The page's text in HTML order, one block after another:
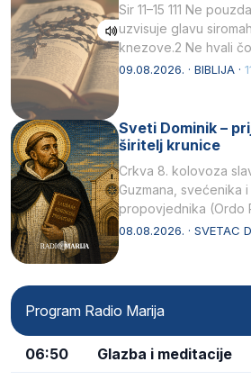
Sir 11–15 111 Ne
uzvisuje glavu
knezove.2 Ne hvali
njegovui…
09.08.2026. · BIBLIJA ·
Sveti Dominik –
širitelj krunice
Crkva 8. kolovoza
Guzmana, svećenika
propovjednika (Ordo
Svojim životom,
08.08.2026. · SVETAC
Program Radio Marija
06:50 Glazba i meditacije